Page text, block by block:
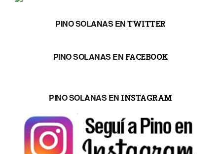
PINO SOLANAS ENTWITTER
PINO SOLANAS EN FACEBOOK
PINO SOLANAS EN INSTAGRAM